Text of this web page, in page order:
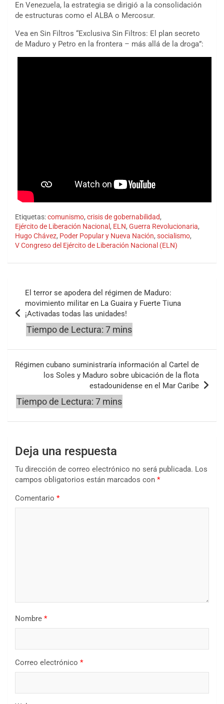
En Venezuela, la estrategia se dirigió a la consolidación
de estructuras como el ALBA o Mercosur.
Vea en Sin Filtros “Exclusiva Sin Filtros: El plan secreto
de Maduro y Petro en la frontera – más allá de la droga”:
Etiquetas:comunismo, crisis de gobernabilidad,
Ejército de Liberación Nacional , ELN, Guerra Revolucionaria,
Hugo Chávez, Poder Popular y Nueva Nación, socialismo,
V Congreso del Ejército de Liberación Nacional (ELN)
entradas
El terror se apodera del régimen de Maduro:
movimiento militar en La Guaira y Fuerte Tiuna
¡Activadas todas las unidades!
Régimen cubano suministraría información al Cartel de
los Soles y Maduro sobre ubicación de la flota
estadounidense en el Mar Caribe
Deja una respuesta
Tu dirección de correo electrónico no será publicada. Los
campos obligatorios están marcados con *
Comentario *
Nombre *
Correo electrónico *